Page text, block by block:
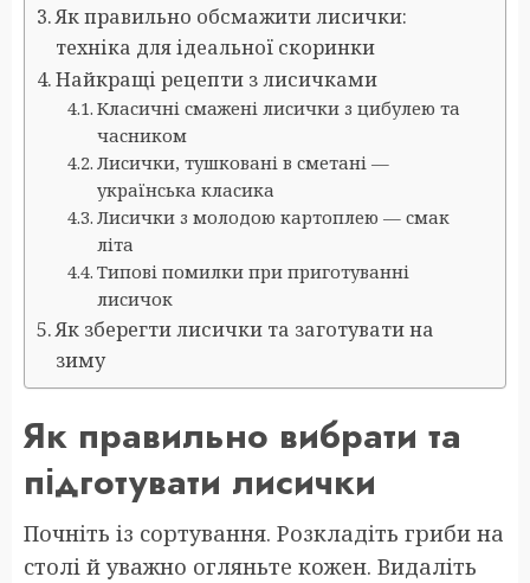
Як правильно обсмажити лисички:
техніка для ідеальної скоринки
Найкращі рецепти з лисичками
Класичні смажені лисички з цибулею та
часником
Лисички, тушковані в сметані —
українська класика
Лисички з молодою картоплею — смак
літа
Типові помилки при приготуванні
лисичок
Як зберегти лисички та заготувати на
зиму
Як правильно вибрати та
підготувати лисички
Почніть із сортування. Розкладіть гриби на
столі й уважно огляньте кожен. Видаліть